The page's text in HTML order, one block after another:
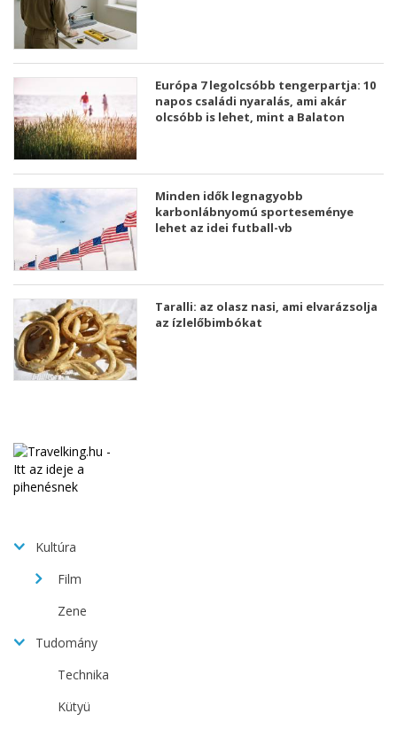
Európa 7 legolcsóbb tengerpartja: 10
napos családi nyaralás, ami akár
olcsóbb is lehet, mint a Balaton
Minden idők legnagyobb
karbonlábnyomú sporteseménye
lehet az idei futball-vb
Taralli: az olasz nasi, ami elvarázsolja
az ízlelőbimbókat
Kultúra
Film
Zene
Tudomány
Technika
Kütyü